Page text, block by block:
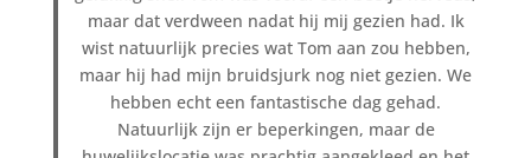
maar dat verdween nadat hij mij gezien had. Ik
wist natuurlijk precies wat Tom aan zou hebben,
maar hij had mijn bruidsjurk nog niet gezien. We
hebben echt een fantastische dag gehad.
Natuurlijk zijn er beperkingen, maar de